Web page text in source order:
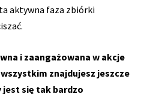
aktywna faza zbiórki
i zaangażowana w akcje
znajdujesz jeszcze
jest się tak bardzo